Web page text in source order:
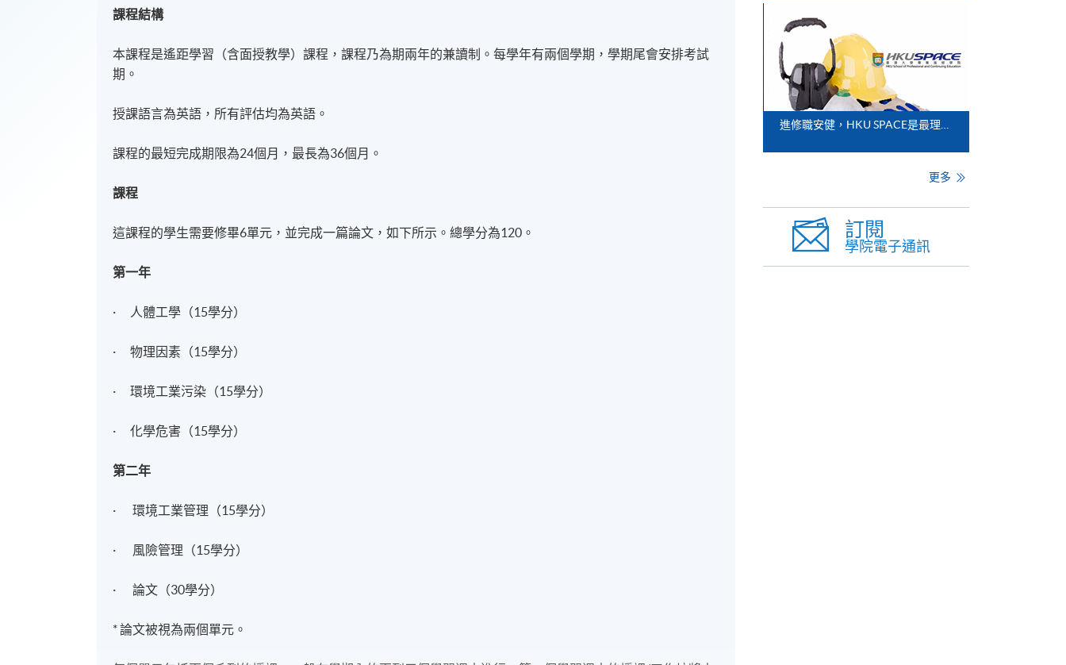
課程結構
本課程是遙距學習（含面授教學）課程，課程乃為期兩年的兼讀制。每學年有兩個學期，學期尾會安排考試
期。
授課語言為英語，所有評估均為英語。
課程的最短完成期限為24個月，最長為36個月。
課程
這課程的學生需要修畢6單元，並完成一篇論文，如下所示。總學分為120。
第一年
· 人體工學（15學分）
· 物理因素（15學分）
· 環境工業污染（15學分）
· 化學危害（15學分）
第二年
· 環境工業管理（15學分）
· 風險管理（15學分）
· 論文（30學分）
* 論文被視為兩個單元。
更多
訂閱
學院電子通訊